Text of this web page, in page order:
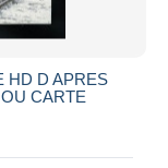
HD D APRES
CARTE